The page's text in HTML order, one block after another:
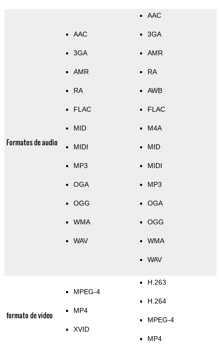
Formatos de audio
AAC
3GA
AMR
RA
FLAC
MID
MIDI
MP3
OGA
OGG
WMA
WAV
AAC
3GA
AMR
RA
AWB
FLAC
M4A
MID
MIDI
MP3
OGA
OGG
WMA
WAV
formato de video
MPEG-4
MP4
XVID
H.263
H.264
MPEG-4
MP4